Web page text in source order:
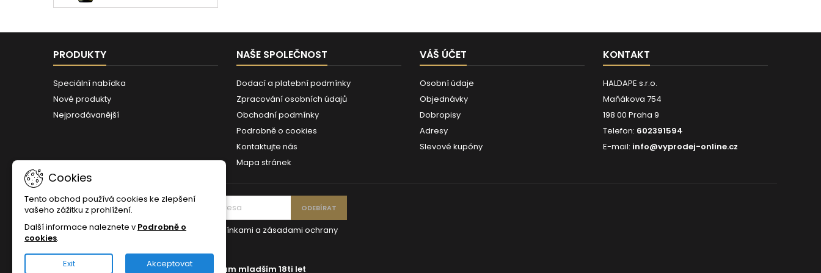
PRODUKTY
Speciální nabídka
Nové produkty
Nejprodávanější
NAŠE SPOLEČNOST
Dodací a platební podmínky
Zpracování osobních údajů
Obchodní podmínky
Podrobně o cookies
Kontaktujte nás
Mapa stránek
VÁŠ ÚČET
Osobní údaje
Objednávky
Dobropisy
Adresy
Slevové kupóny
KONTAKT
HALDAPE s.r.o.
Maňákova 754
198 00 Praha 9
Telefon: 602391594
E-mail: info@vyprodej-online.cz
Cookies
Tento obchod používá cookies ke zlepšení
vašeho zážitku z prohlížení.
Další informace naleznete v Podrobně o
cookies.
Exit Akceptovat
ODBĚR NOVINEK
Souhlasím s podmínkami a zásadami ochrany
Zákaz prodeje alkoholických nápojů osobám mladším 18ti let